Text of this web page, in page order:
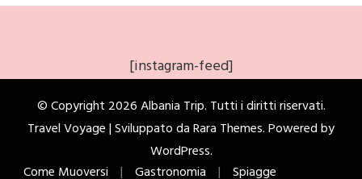
[instagram-feed]
© Copyright 2026Albania Trip. Tutti i diritti riservati.
Travel Voyage | Sviluppato daRara Themes. Powered by
WordPress.
Come Muoversi
Gastronomia Spiagge